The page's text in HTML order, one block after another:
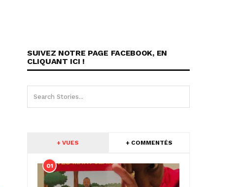
SUIVEZ NOTRE PAGE FACEBOOK, EN
CLIQUANT ICI !
+ VUES + COMMENTÉS
01